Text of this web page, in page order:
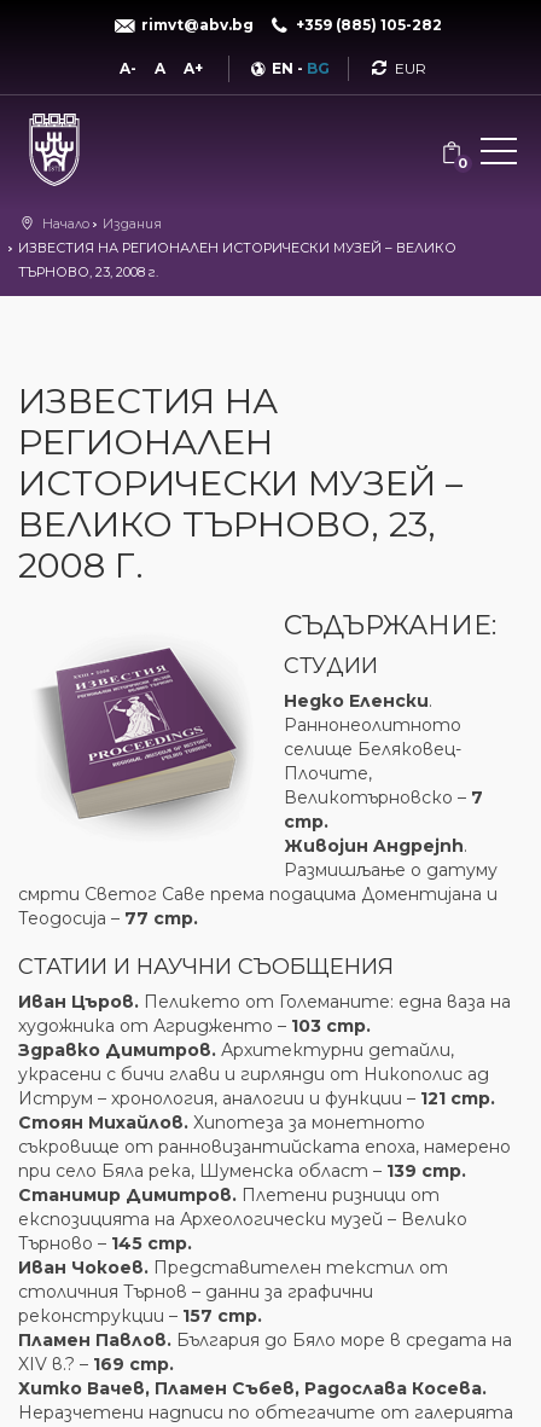
rimvt@abv.bg +359 (885) 105-282
A- A A+ EN - BG Currency
0
Начало
Издания
ИЗВЕСТИЯ НА РЕГИОНАЛЕН ИСТОРИЧЕСКИ МУЗЕЙ – ВЕЛИКО
ТЪРНОВО, 23, 2008 г.
ИЗВЕСТИЯ НА
РЕГИОНАЛЕН
ИСТОРИЧЕСКИ МУЗЕЙ –
ВЕЛИКО ТЪРНОВО, 23,
2008 Г.
СЪДЪРЖАНИЕ:
СТУДИИ
Недко Еленски.
Раннонеолитното
селище Беляковец-
Плочите,
Великотърновско – 7
стр.
Живоjин Aндpejnh.
Размишљање o датуму
смрти Светог Саве према подацима Доментиjана и
Теодосиjа – 77 стр.
СТАТИИ И НАУЧНИ СЪОБЩЕНИЯ
Иван Църов. Пеликето от Големаните: една ваза на
художника от Агридженто – 103 стр.
Здравко Димитров. Архитектурни детайли,
украсени с бичи глави и гирлянди от Никополис ад
Иструм – хронология, аналогии и функции – 121 стр.
Стоян Михайлов. Хипотеза за монетното
съкровище от ранновизантийската епоха, намерено
при село Бяла река, Шуменска област – 139 стр.
Станимир Димитров. Плетени ризници от
експозицията на Археологически музей – Велико
Търново – 145 стр.
Иван Чокоев. Представителен текстил от
столичния Търнов – данни за графични
реконструкции – 157 стр.
Пламен Павлов. България до Бяло море в средата на
XIV в.? – 169 стр.
Хитко Вачев, Пламен Събев, Радослава Косева.
Неразчетени надписи по обтегачите от галерията